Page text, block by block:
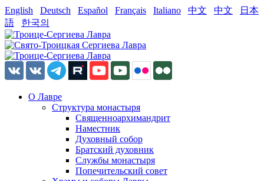
English Deutsch Español Français Italiano 中文 中文
日本
語
한국의
О Лавре
Структура монастыря
Священноархимандрит
Наместник
Духовный собор
Братский духовник
Службы монастыря
Попечительский совет